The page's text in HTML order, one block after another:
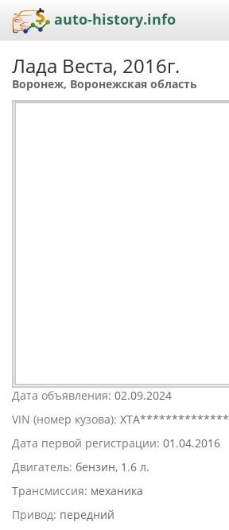
auto-history.info
Лада Веста, 2016г.
Воронеж, Воронежская область
Дата объявления: 02.09.2024
VIN (номер кузова): XTA**************
Дата первой регистрации: 01.04.2016
Двигатель: бензин, 1.6 л.
Трансмиссия: механика
Привод: передний